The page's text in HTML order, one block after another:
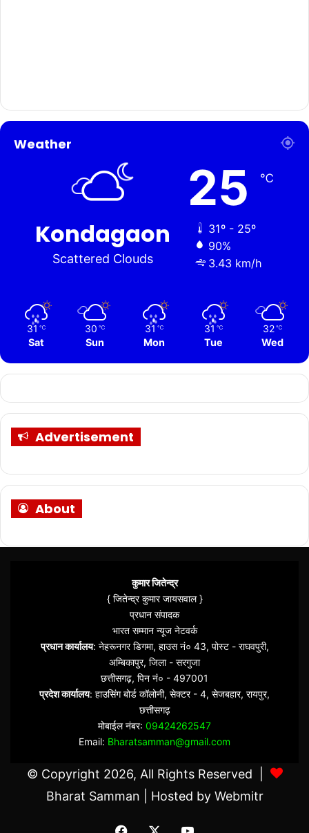
Weather
Kondagaon
Scattered Clouds
25 ℃
31º - 25º
90%
3.43 km/h
31 ℃
Sat
30 ℃
Sun
31 ℃
Mon
31 ℃
Tue
32 ℃
Wed
Advertisement
About
कुमार जितेन्द्र
{ जितेन्द्र कुमार जायसवाल }
प्रधान संपादक
भारत सम्मान न्यूज नेटवर्क
प्रधान कार्यालय: नेहरूनगर डिगमा, हाउस नं० 43, पोस्ट - राघवपुरी,
अम्बिकापुर, जिला - सरगुजा
छत्तीसगढ़, पिन नं० - 497001
प्रदेश कार्यालय: हाउसिंग बोर्ड कॉलोनी, सेक्टर - 4, सेजबहार, रायपुर,
छत्तीसगढ़
मोबाईल नंबर: 09424262547
Email: Bharatsamman@gmail.com
© Copyright 2026, All Rights Reserved |
Bharat Samman | Hosted by Webmitr
Facebook YouTube